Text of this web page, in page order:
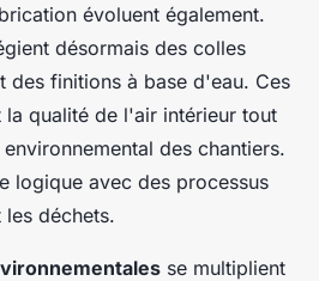
évoluent également.
désormais des colles
des finitions à base d'eau. Ces
la qualité de l'air intérieur tout
des chantiers.
logique avec des processus
déchets.
se multiplient